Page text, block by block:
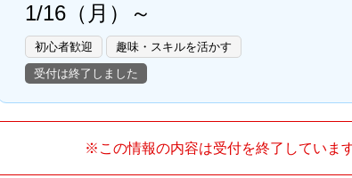
1/16（月）～
初心者歓迎
趣味・スキルを活かす
受付は終了しました
※この情報の内容は受付を終了していま